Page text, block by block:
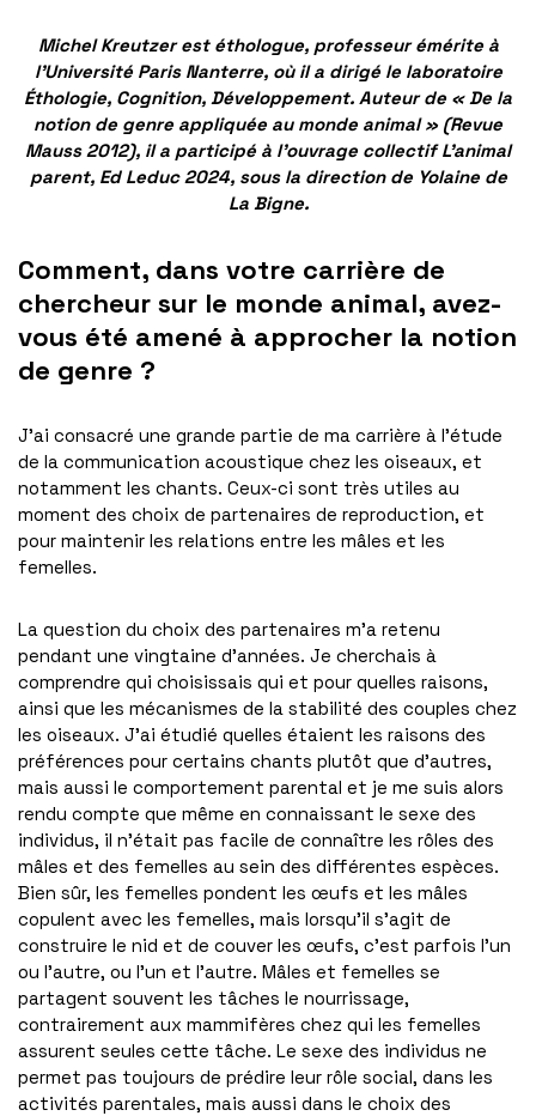
Michel Kreutzer est éthologue, professeur émérite à
l’Université Paris Nanterre, où il a dirigé le laboratoire
Éthologie, Cognition, Développement. Auteur de « De la
notion de genre appliquée au monde animal » (Revue
Mauss 2012), il a participé à l’ouvrage collectif L’animal
parent, Ed Leduc 2024, sous la direction de Yolaine de
La Bigne.
Comment, dans votre carrière de
chercheur sur le monde animal, avez-
vous été amené à approcher la notion
de genre ?
J’ai consacré une grande partie de ma carrière à l’étude
de la communication acoustique chez les oiseaux, et
notamment les chants. Ceux-ci sont très utiles au
moment des choix de partenaires de reproduction, et
pour maintenir les relations entre les mâles et les
femelles.
La question du choix des partenaires m’a retenu
pendant une vingtaine d’années. Je cherchais à
comprendre qui choisissais qui et pour quelles raisons,
ainsi que les mécanismes de la stabilité des couples chez
les oiseaux. J’ai étudié quelles étaient les raisons des
préférences pour certains chants plutôt que d’autres,
mais aussi le comportement parental et je me suis alors
rendu compte que même en connaissant le sexe des
individus, il n’était pas facile de connaître les rôles des
mâles et des femelles au sein des différentes espèces.
Bien sûr, les femelles pondent les œufs et les mâles
copulent avec les femelles, mais lorsqu’il s’agit de
construire le nid et de couver les œufs, c’est parfois l’un
ou l’autre, ou l’un et l’autre. Mâles et femelles se
partagent souvent les tâches le nourrissage,
contrairement aux mammifères chez qui les femelles
assurent seules cette tâche. Le sexe des individus ne
permet pas toujours de prédire leur rôle social, dans les
activités parentales, mais aussi dans le choix des